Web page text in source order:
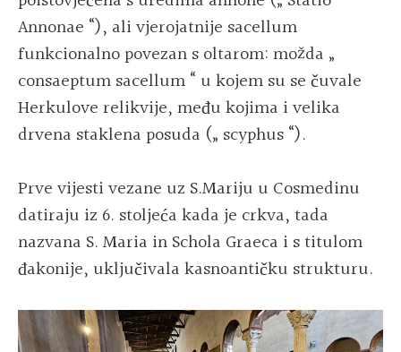
Annonae “), ali vjerojatnije sacellum
funkcionalno povezan s oltarom: možda „
consaeptum sacellum “ u kojem su se čuvale
Herkulove relikvije, među kojima i velika
drvena staklena posuda („ scyphus “).
Prve vijesti vezane uz S.Mariju u Cosmedinu
datiraju iz 6. stoljeća kada je crkva, tada
nazvana S. Maria in Schola Graeca i s titulom
đakonije, uključivala kasnoantičku strukturu.